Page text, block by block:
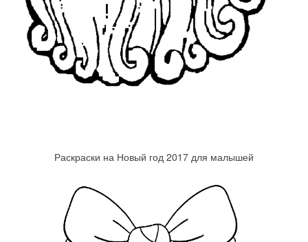
Раскраски на Новый год 2017 для малышей